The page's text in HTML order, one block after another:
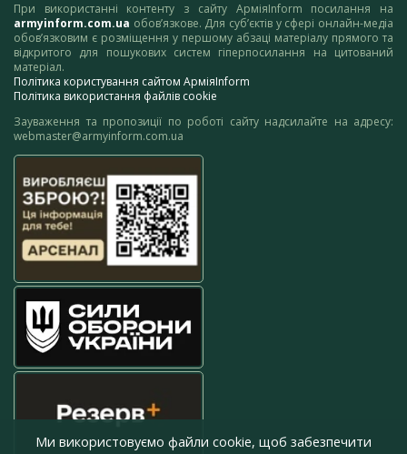
При використанні контенту з сайту АрміяInform посилання на
armyinform.com.ua обов’язкове. Для суб’єктів у сфері онлайн-медіа
обов’язковим є розміщення у першому абзаці матеріалу прямого та
відкритого для пошукових систем гіперпосилання на цитований
матеріал.
Політика користування сайтом АрміяInform
Політика використання файлів cookie
Зауваження та пропозиції по роботі сайту надсилайте на адресу:
webmaster@armyinform.com.ua
Ми використовуємо файли cookie, щоб забезпечити